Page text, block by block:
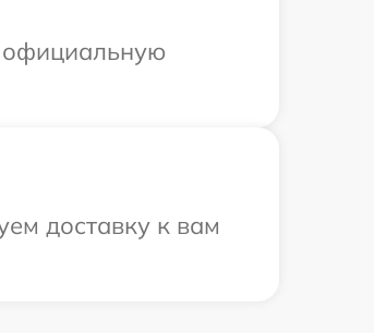
официальную
доставку к вам